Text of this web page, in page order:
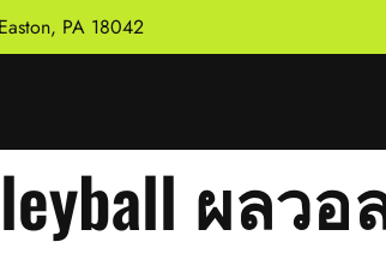
PA 18042
ผล